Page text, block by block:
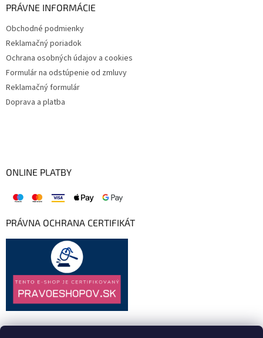
PRÁVNE INFORMÁCIE
Obchodné podmienky
Reklamačný poriadok
Ochrana osobných údajov a cookies
Formulár na odstúpenie od zmluvy
Reklamačný formulár
Doprava a platba
ONLINE PLATBY
PRÁVNA OCHRANA CERTIFIKÁT